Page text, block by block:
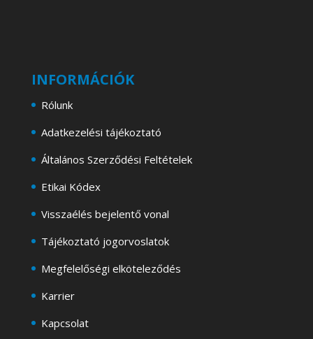
INFORMÁCIÓK
Rólunk
Adatkezelési tájékoztató
Általános Szerződési Feltételek
Etikai Kódex
Visszaélés bejelentő vonal
Tájékoztató jogorvoslatok
Megfelelőségi elköteleződés
Karrier
Kapcsolat